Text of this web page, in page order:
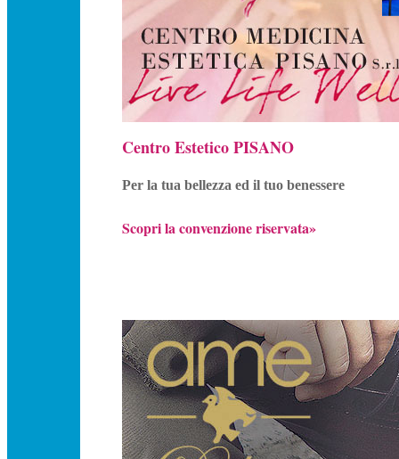
Centro Estetico PISANO
Per la tua bellezza ed il tuo benessere
Scopri la convenzione riservata»